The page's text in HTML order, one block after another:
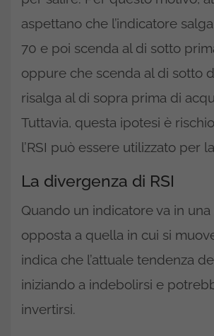
aspettano che l’indicatore
70 e poi scenda al di sotto
oppure che scenda al di sotto
risalga al di sopra prima di
Tuttavia, questa ipotesi è
l’RSI può essere utilizzato per la
La divergenza di RSI
Quando un indicatore va in
opposta a quella in cui si
indica che l’attuale tendenza
iniziando a indebolirsi e
invertirsi.